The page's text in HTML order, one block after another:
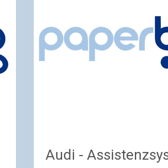
Audi -